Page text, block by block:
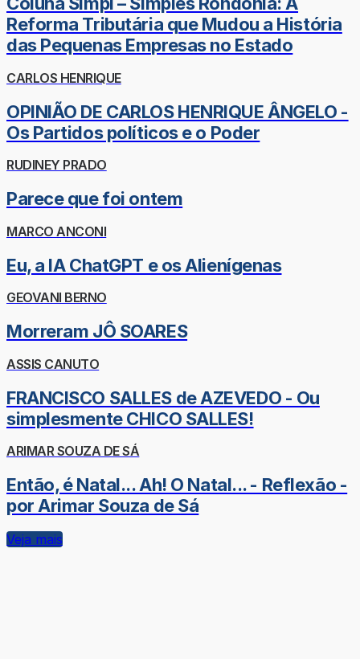
Reforma Tributária que Mudou a História
das Pequenas Empresas no Estado
CARLOS HENRIQUE
OPINIÃO DE CARLOS HENRIQUE ÂNGELO -
Os Partidos políticos e o Poder
RUDINEY PRADO
Parece que foi ontem
MARCO ANCONI
Eu, a IA ChatGPT e os Alienígenas
GEOVANI BERNO
Morreram JÔ SOARES
ASSIS CANUTO
FRANCISCO SALLES de AZEVEDO - Ou
simplesmente CHICO SALLES!
ARIMAR SOUZA DE SÁ
Então, é Natal... Ah! O Natal... - Reflexão -
por Arimar Souza de Sá
Veja mais